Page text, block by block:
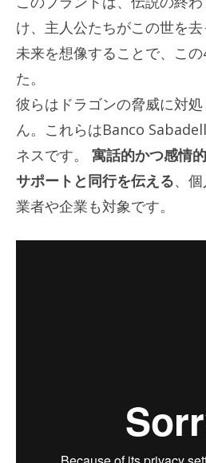
け、主人公たちがこの世を
未来を想像することで、こ
た。
彼らはドラゴンの脅威に対
ん。これらはBanco
ネスです。 寓話的かつ感情
サポートと同行を伝える、
業者や企業も対象です。